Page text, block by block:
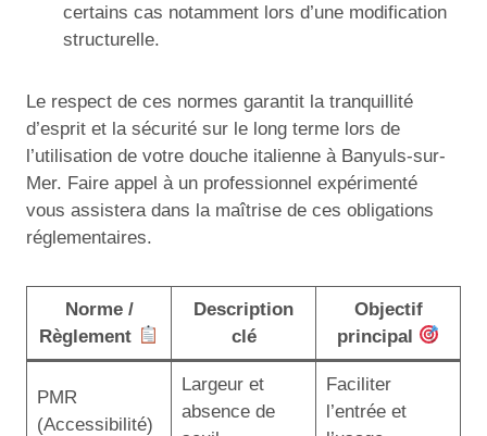
certains cas notamment lors d’une modification
structurelle.
Le respect de ces normes garantit la tranquillité
d’esprit et la sécurité sur le long terme lors de
l’utilisation de votre douche italienne à Banyuls-sur-
Mer. Faire appel à un professionnel expérimenté
vous assistera dans la maîtrise de ces obligations
réglementaires.
Norme /
Règlement
Description
clé
Objectif
principal
PMR
(Accessibilité)
Largeur et
absence de
Faciliter
l’entrée et